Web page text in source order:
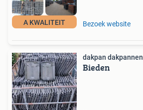
A KWALITEIT Bezoek website
dakpan dakpannen
Bieden